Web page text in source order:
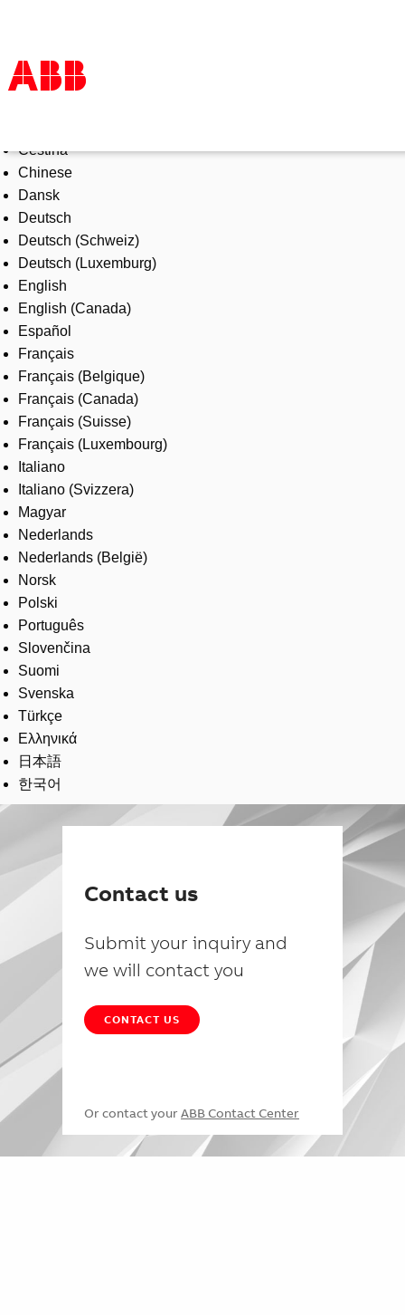
Products & Solutions
Industries
Services
About us
Where to buy
Contact us
Careers
Čeština
Chinese
Dansk
Deutsch
Deutsch (Schweiz)
Deutsch (Luxemburg)
English
English (Canada)
Español
Français
Français (Belgique)
Français (Canada)
Français (Suisse)
Français (Luxembourg)
Italiano
Italiano (Svizzera)
Magyar
Nederlands
Nederlands (België)
Norsk
Polski
Português
Slovenčina
Suomi
Svenska
Türkçe
Ελληνικά
日本語
한국어
Contact us
Submit your inquiry and
we will contact you
CONTACT US
Or contact your ABB Contact Center